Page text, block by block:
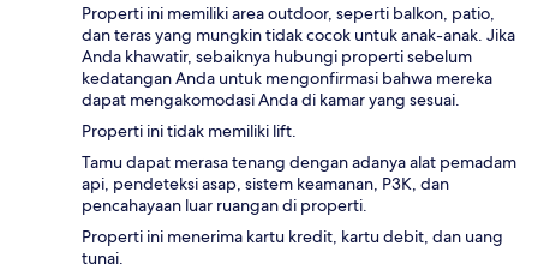
Properti ini memiliki area outdoor, seperti balkon, patio,
dan teras yang mungkin tidak cocok untuk anak-anak. Jika
Anda khawatir, sebaiknya hubungi properti sebelum
kedatangan Anda untuk mengonfirmasi bahwa mereka
dapat mengakomodasi Anda di kamar yang sesuai.
Properti ini tidak memiliki lift.
Tamu dapat merasa tenang dengan adanya alat pemadam
api, pendeteksi asap, sistem keamanan, P3K, dan
pencahayaan luar ruangan di properti.
Properti ini menerima kartu kredit, kartu debit, dan uang
tunai.